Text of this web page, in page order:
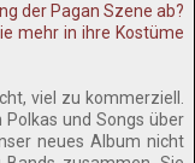
der Pagan Szene ab?
mehr in ihre Kostüme
viel zu kommerziell.
und Songs über
neues Album nicht